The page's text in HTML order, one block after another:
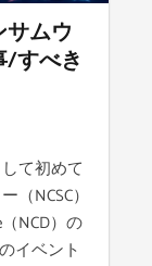
ムウ
/すべき
て初めて
NCSC）
NCD）の
イベント